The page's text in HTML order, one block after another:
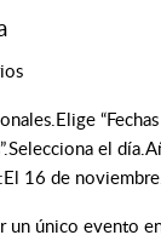
“Fechas
el
16 de
un único evento